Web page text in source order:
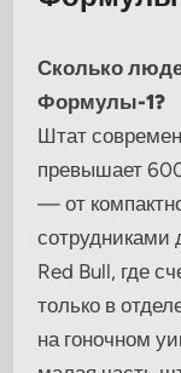
Сколько
Формулы-1?
Штат
превышает
— от
сотрудниками
Red Bull, где
только в
на гоночном